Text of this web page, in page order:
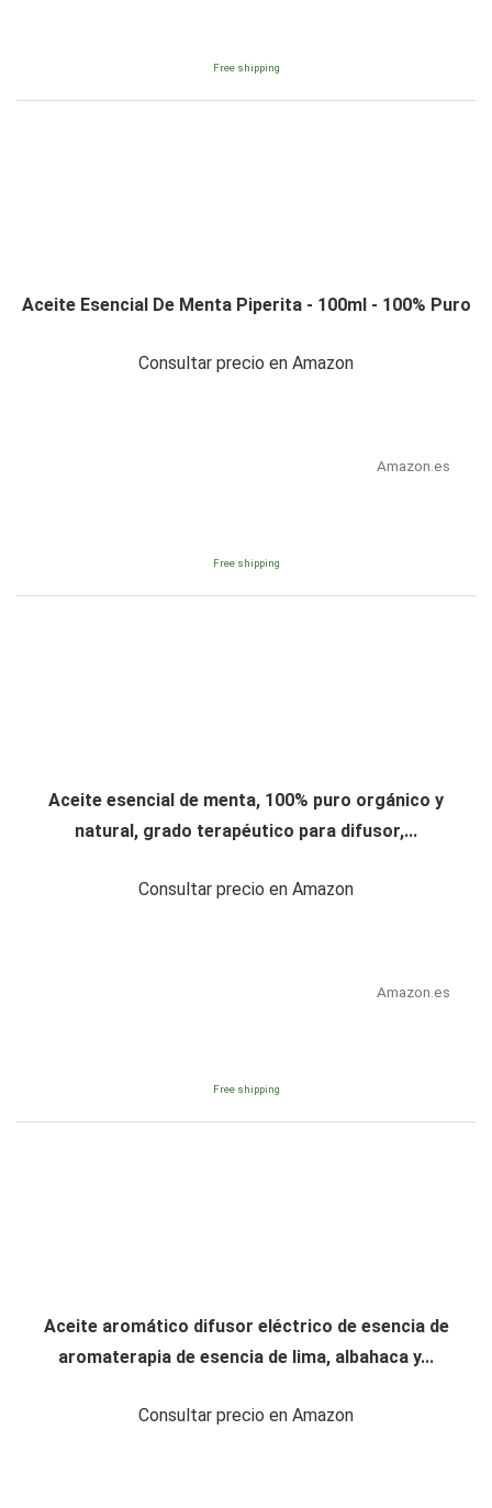
Free shipping
Aceite Esencial De Menta Piperita - 100ml - 100% Puro
Consultar precio en Amazon
Amazon.es
Free shipping
Aceite esencial de menta, 100% puro orgánico y
natural, grado terapéutico para difusor,...
Consultar precio en Amazon
Amazon.es
Free shipping
Aceite aromático difusor eléctrico de esencia de
aromaterapia de esencia de lima, albahaca y...
Consultar precio en Amazon